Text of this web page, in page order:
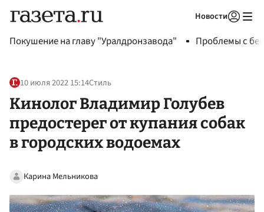
Новости
Покушение на главу "Уралдронзавода" Проблемы с
10 июля 2022 15:14Стиль
Кинолог Владимир Голубев
предостерег от купания собак
в городских водоемах
Карина Мельникова